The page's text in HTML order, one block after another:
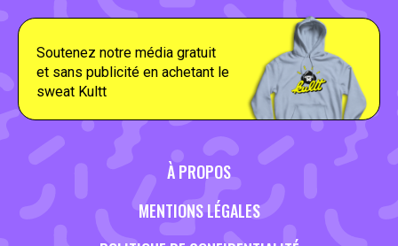
Soutenez notre média gratuit
et sans publicité en achetant le
sweat Kultt
À PROPOS
MENTIONS LÉGALES